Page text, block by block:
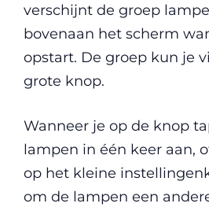
verschijnt de groep
bovenaan het scherm
opstart. De groep kun je
grote knop.
Wanneer je op de knop
lampen in één keer aan,
op het kleine
om de lampen een